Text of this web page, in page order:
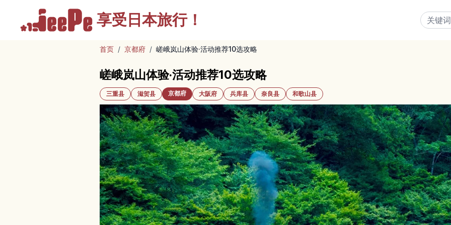
享受 日本旅行！
首页 / 京都府 / 嵯峨岚山体验·活动推荐10选攻略
嵯峨岚山体验·活动推荐10选攻略
三重县 滋贺县 京都府 大阪府 兵库县 奈良县 和歌山县